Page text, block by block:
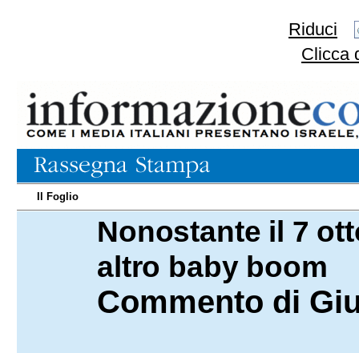
Riduci
Clicca
Il Foglio
Nonostante il 7
altro baby boom
Commento di